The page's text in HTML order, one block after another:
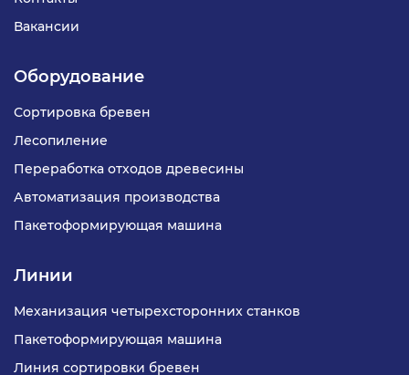
Вакансии
Оборудование
Сортировка бревен
Лесопиление
Переработка отходов древесины
Автоматизация производства
Пакетоформирующая машина
Линии
Механизация четырехсторонних станков
Пакетоформирующая машина
Линия сортировки бревен